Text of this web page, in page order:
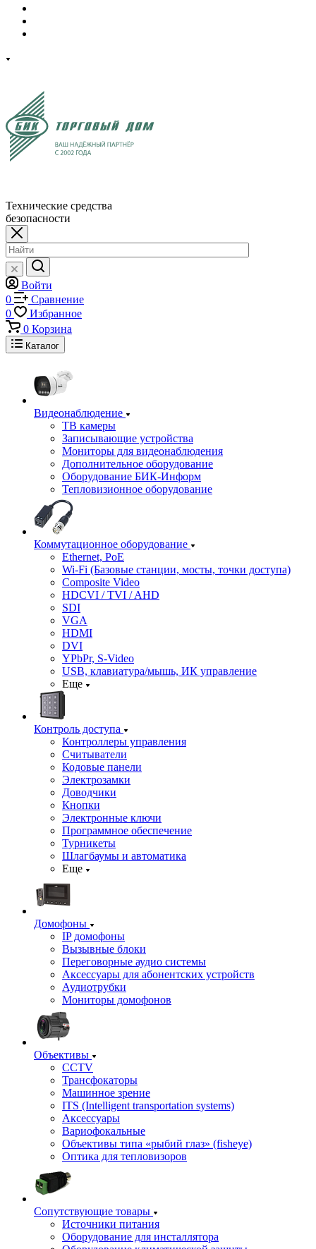
Технические средства
безопасности
Войти
0
Сравнение
0
Избранное
0 Корзина
Каталог
Видеонаблюдение
ТВ камеры
Записывающие устройства
Мониторы для видеонаблюдения
Дополнительное оборудование
Оборудование БИК-Информ
Тепловизионное оборудование
Коммутационное оборудование
Ethernet, PoE
Wi-Fi (Базовые станции, мосты, точки доступа)
Composite Video
HDCVI / TVI / AHD
SDI
VGA
HDMI
DVI
YPbPr, S-Video
USB, клавиатура/мышь, ИК управление
Еще
Контроль доступа
Контроллеры управления
Считыватели
Кодовые панели
Электрозамки
Доводчики
Кнопки
Электронные ключи
Программное обеспечение
Турникеты
Шлагбаумы и автоматика
Еще
Домофоны
IP домофоны
Вызывные блоки
Переговорные аудио системы
Аксессуары для абонентских устройств
Аудиотрубки
Мониторы домофонов
Объективы
CCTV
Трансфокаторы
Машинное зрение
ITS (Intelligent transportation systems)
Аксессуары
Вариофокальные
Объективы типа «рыбий глаз» (fisheye)
Оптика для тепловизоров
Сопутствующие товары
Источники питания
Оборудование для инсталлятора